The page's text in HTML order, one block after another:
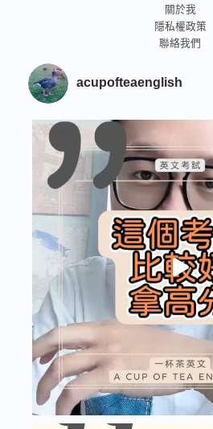
關於我
隱私權政策
聯絡我們
acupofteaenglish